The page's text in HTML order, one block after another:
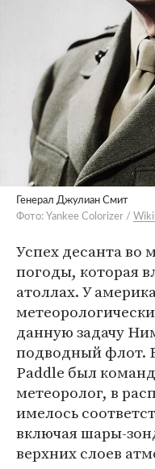
Генерал Джулиан Смит
Фото: Yankee Colorizer /
Успех десанта во
погоды, которая
атоллах. У
данную задачу
подводный флот.
Paddle был
метеоролог, в
имелось
включая шары-
верхних слоев